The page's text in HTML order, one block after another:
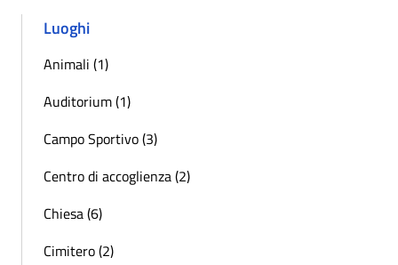
Luoghi
Animali (1)
Auditorium (1)
Campo Sportivo (3)
Centro di accoglienza (2)
Chiesa (6)
Cimitero (2)